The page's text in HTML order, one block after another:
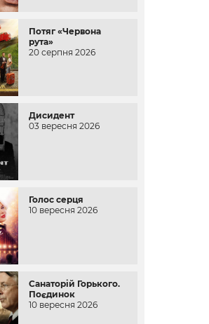
Потяг «Червона
рута»
20 серпня 2026
Дисидент
03 вересня 2026
Голос серця
10 вересня 2026
Санаторій Горького.
Поєдинок
10 вересня 2026